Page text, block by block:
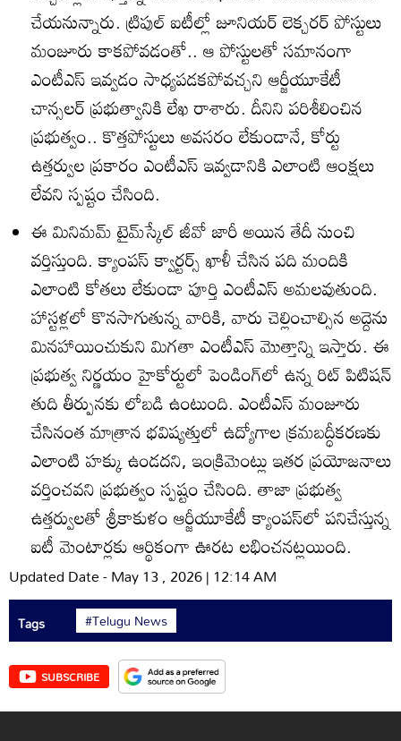
చేయనున్నారు. ట్రిపుల్‌ ఐటీల్లో జూనియర్‌ లెక్చరర్‌ పోస్టులు
మంజూరు కాకపోవడంతో.. ఆ పోస్టులతో సమానంగా
ఎంటీఎస్‌ ఇవ్వడం సాధ్యపడకపోవచ్చని ఆర్జీయూకేటీ
చాన్సలర్‌ ప్రభుత్వానికి లేఖ రాశారు. దీనిని పరిశీలించిన
ప్రభుత్వం.. కొత్తపోస్టులు అవసరం లేకుండానే, కోర్టు
ఉత్తర్వుల ప్రకారం ఎంటీఎస్‌ ఇవ్వడానికి ఎలాంటి ఆంక్షలు
లేవని స్పష్టం చేసింది.
ఈ మినిమమ్‌ టైమ్‌స్కేల్‌ జీవో జారీ అయిన తేదీ నుంచి
వర్తిస్తుంది. క్యాంపస్‌ క్వార్టర్స్‌ ఖాళీ చేసిన పది మందికి
ఎలాంటి కోతలు లేకుండా పూర్తి ఎంటీఎస్‌ అమలవుతుంది.
హాస్టళ్లలో కొనసాగుతున్న వారికి, వారు చెల్లించాల్సిన అద్దెను
మినహాయించుకుని మిగతా ఎంటీఎస్‌ మొత్తాన్ని ఇస్తారు. ఈ
ప్రభుత్వ నిర్ణయం హైకోర్టులో పెండింగ్‌లో ఉన్న రిట్‌ పిటిషన్‌
తుది తీర్పునకు లోబడి ఉంటుంది. ఎంటీఎస్‌ మంజూరు
చేసినంత మాత్రాన భవిష్యత్తులో ఉద్యోగాల క్రమబద్ధీకరణకు
ఎలాంటి హక్కు ఉండదని, ఇంక్రిమెంట్లు ఇతర ప్రయోజనాలు
వర్తించవని ప్రభుత్వం స్పష్టం చేసింది. తాజా ప్రభుత్వ
ఉత్తర్వులతో శ్రీకాకుళం ఆర్జీయూకేటీ క్యాంపస్‌లో పనిచేస్తున్న
ఐటీ మెంటార్లకు ఆర్థికంగా ఊరట లభించనట్లయింది.
Updated Date - May 13 , 2026 | 12:14 AM
Tags #Telugu News
SUBSCRIBE